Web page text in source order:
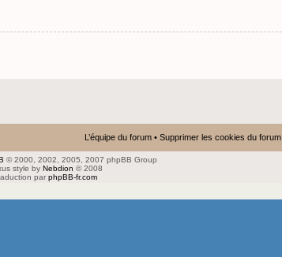
L’équipe du forum • Supprimer les cookies du forum
© 2000, 2002, 2005, 2007 phpBB Group
style by Nebdion © 2008
par phpBB-fr.com